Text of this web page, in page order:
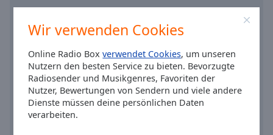
Wir verwenden Cookies
Online Radio Boxverwendet Cookies, um unseren
Nutzern den besten Service zu bieten. Bevorzugte
Radiosender und Musikgenres, Favoriten der
Nutzer, Bewertungen von Sendern und viele andere
Dienste müssen deine persönlichen Daten
verarbeiten.
Background
Opacity